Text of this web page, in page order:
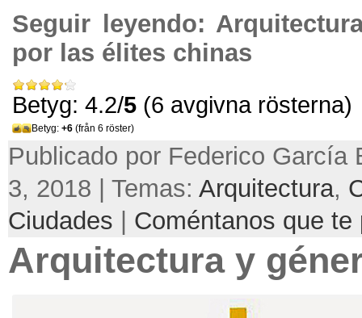
Seguir leyendo:
por las élites chinas
Betyg: 4.2/5 (6 avgivna rösterna)
Betyg: +6 (från 6 röster)
Publicado por Federico García
3, 2018 | Temas: Arquitectura,
Ciudades
Coméntanos que te
Arquitectura y